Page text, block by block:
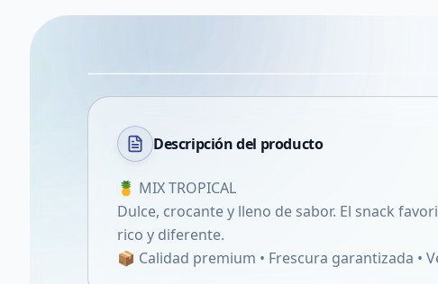
Descripción del producto
🍍 MIX TROPICAL
Dulce, crocante y lleno de sabor. El snack
rico y diferente.
📦 Calidad premium • Frescura garantizada •